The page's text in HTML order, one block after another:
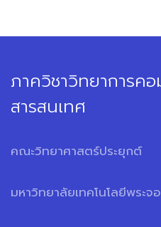
ภาควิชาวิทยาการคอ
สารสนเทศ
คณะวิทยาศาสตร์ประยุกต์
มหาวิทยาลัยเทคโนโลยีพระจ